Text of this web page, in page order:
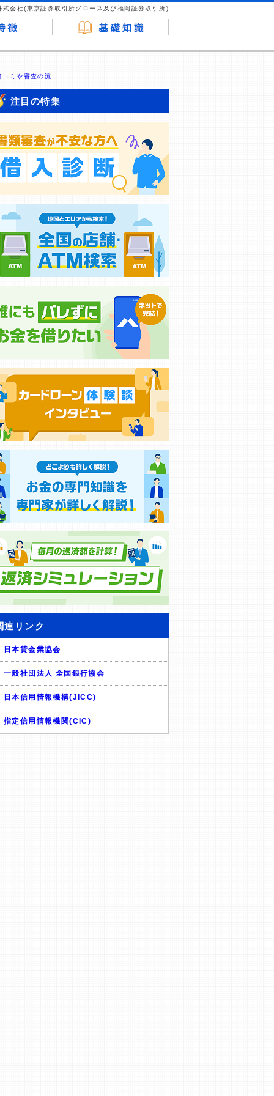
式会社(東京証券取引所グロース及び福岡証券取引所)
ミや審査の流...
注目の特集
連リンク
日本貸金業協会
一般社団法人 全国銀行協会
日本信用情報機構(JICC)
指定信用情報機関(CIC)